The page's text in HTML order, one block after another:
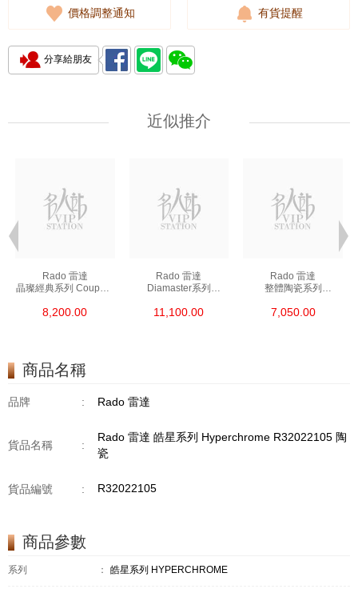
價格調整通知 有貨提醒
分享給朋友
近似推介
Rado 雷達
晶璨經典系列 Coupole
精鋼
8,200.00
Rado 雷達
Diamaster系列
11,100.00
Rado 雷達
整體陶瓷系列
陶瓷
7,050.00
商品名稱
品牌 : Rado 雷達
貨品名稱 :
Rado 雷達 皓星系列 Hyperchrome R32022105 陶
瓷
貨品編號 : R32022105
商品參數
系列 ： 皓星系列 HYPERCHROME